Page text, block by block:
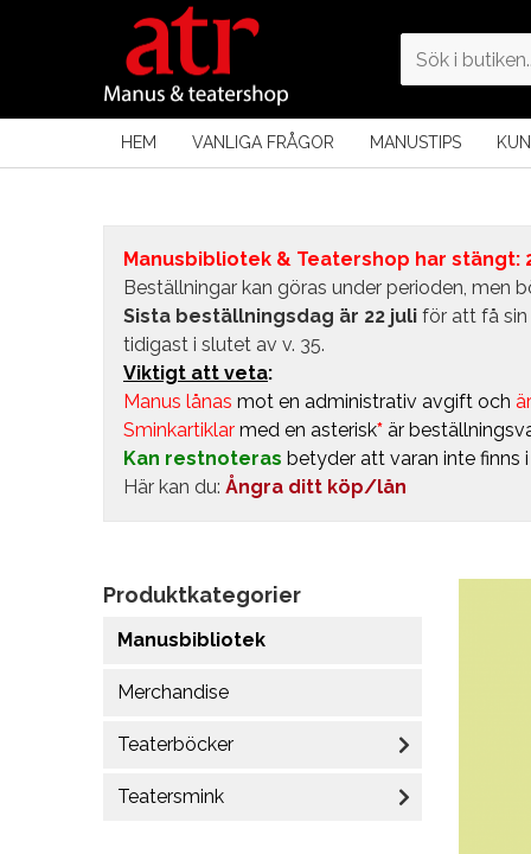
HEM VANLIGA FRÅGOR MANUSTIPS
Manusbibliotek & Teatershop har stängt:
Beställningar kan göras under perioden, men
Sista beställningsdag är 22 juli för att få sin
tidigast i slutet av v. 35.
Viktigt att veta:
Manus lånas mot en administrativ avgift och
Sminkartiklar med en asterisk* är
Kan restnoteras betyder att varan inte finns
Här kan du: Ångra ditt köp/lån
Produktkategorier
Manusbibliotek
Merchandise
Teaterböcker
Teatersmink